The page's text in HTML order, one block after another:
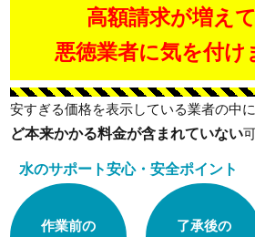
高額請求が増え
悪徳業者に気を付け
安すぎる価格を表示している業者の中
ど本来かかる料金が含まれていない
水のサポート安心・安全ポイント
作業前の
了承後の